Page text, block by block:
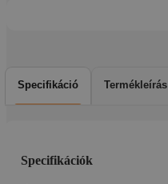
Specifikáció Termékleírás
Specifikációk